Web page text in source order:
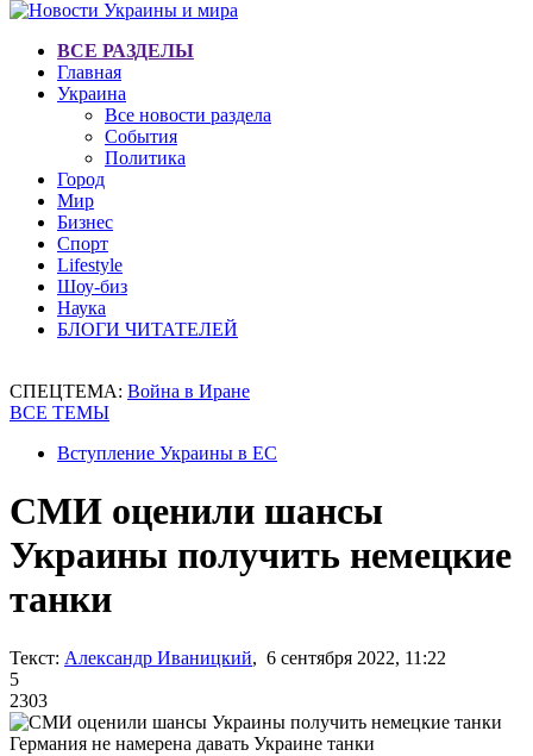
ВСЕ РАЗДЕЛЫ
Главная
Украина
Все новости раздела
События
Политика
Город
Мир
Бизнес
Спорт
Lifestyle
Шоу-биз
Наука
БЛОГИ ЧИТАТЕЛЕЙ
СПЕЦТЕМА: Война в Иране
ВСЕ ТЕМЫ
Вступление Украины в ЕС
СМИ оценили шансы
Украины получить немецкие
танки
Текст: Александр Иваницкий, 6 сентября 2022, 11:22
5
2303
Германия не намерена давать Украине танки